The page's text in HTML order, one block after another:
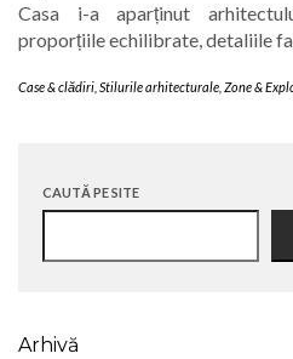
Casa i-a aparținut
proporțiile echilibrate, detaliile
Case & clădiri Stilurile arhitecturale Zone &
CAUTĂ PE SITE
Arhivă